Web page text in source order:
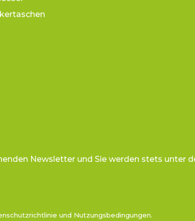
Newsletter und Sie werden stets unter
und Nutzungsbedingungen.